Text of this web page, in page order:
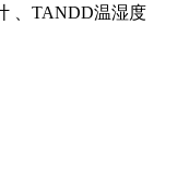
、TANDD温湿度